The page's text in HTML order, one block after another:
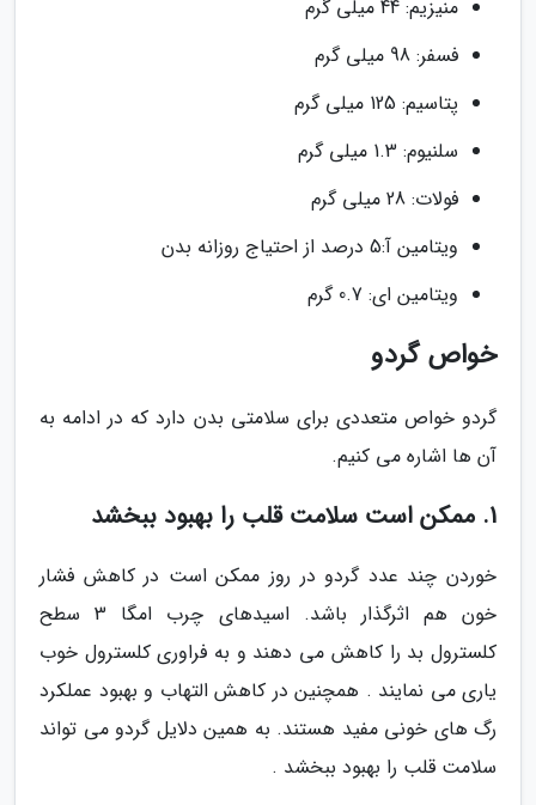
منیزیم: 44 میلی گرم
فسفر: 98 میلی گرم
پتاسیم: 125 میلی گرم
سلنیوم: 1.3 میلی گرم
فولات: 28 میلی گرم
ویتامین آ:5 درصد از احتیاج روزانه بدن
ویتامین ای: 0.7 گرم
خواص گردو
گردو خواص متعددی برای سلامتی بدن دارد که در ادامه به
آن ها اشاره می کنیم.
1. ممکن است سلامت قلب را بهبود ببخشد
خوردن چند عدد گردو در روز ممکن است در کاهش فشار
خون هم اثرگذار باشد. اسیدهای چرب امگا 3 سطح
کلسترول بد را کاهش می دهند و به فراوری کلسترول خوب
یاری می نمایند . همچنین در کاهش التهاب و بهبود عملکرد
رگ های خونی مفید هستند. به همین دلایل گردو می تواند
سلامت قلب را بهبود ببخشد .